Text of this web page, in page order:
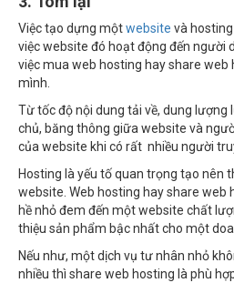
Việc tạo dựng mộtwebsite và
việc website đó hoạt động đến người
việc mua web hosting hay share
mình.
Từ tốc độ nội dung tải về, dung
chủ, băng thông giữa website và
của website khi có rất nhiều người
Hosting là yếu tố quan trọng tạo nên
website. Web hosting hay share web
hề nhỏ đem đến một website chất
thiệu sản phẩm bậc nhất cho một
Nếu như, một dịch vụ tư nhân nhỏ
nhiều thì share web hosting là phù